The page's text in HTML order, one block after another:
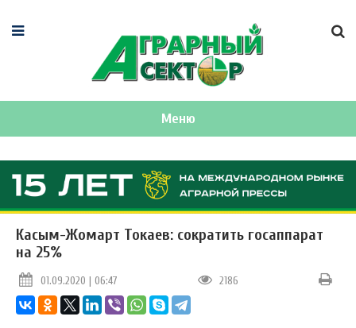
Меню
Касым-Жомарт Токаев: сократить госаппарат
на 25%
01.09.2020 | 06:47 2186